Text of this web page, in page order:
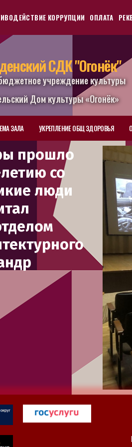
КОРРУПЦИИ ОПЛАТА
СДК "Огонёк"
учреждение культуры
Дом культуры «Огонёк»
ЗАЛА УКРЕПЛЕНИЕ ОБЩ ЗДОРОВЬЯ
прошло
со
люди